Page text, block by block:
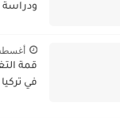
ودراسة
أغسطس 16,
في